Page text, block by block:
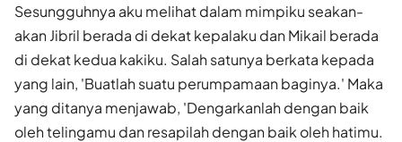
Sesungguhnya aku melihat dalam mimpiku seakan-
akan Jibril berada di dekat kepalaku dan Mikail berada
di dekat kedua kakiku. Salah satunya berkata kepada
yang lain, 'Buatlah suatu perumpamaan baginya.' Maka
yang ditanya menjawab, 'Dengarkanlah dengan baik
oleh telingamu dan resapilah dengan baik oleh hatimu.